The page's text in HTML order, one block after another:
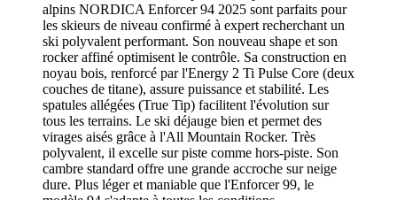
alpins NORDICA Enforcer 94 2025 sont parfaits pour
les skieurs de niveau confirmé à expert recherchant un
ski polyvalent performant. Son nouveau shape et son
rocker affiné optimisent le contrôle. Sa construction en
noyau bois, renforcé par l'Energy 2 Ti Pulse Core (deux
couches de titane), assure puissance et stabilité. Les
spatules allégées (True Tip) facilitent l'évolution sur
tous les terrains. Le ski déjauge bien et permet des
virages aisés grâce à l'All Mountain Rocker. Très
polyvalent, il excelle sur piste comme hors-piste. Son
cambre standard offre une grande accroche sur neige
dure. Plus léger et maniable que l'Enforcer 99, le